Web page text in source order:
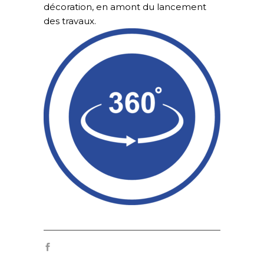
décoration, en amont du lancement
des travaux.